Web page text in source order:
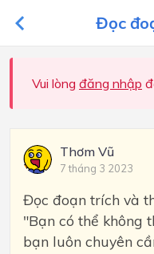
Đọc
Vui lòng đăng nhập
Thơm Vũ
7 tháng 3 2023
Đọc đoạn trích và
"Bạn có thể không
bạn luôn chuyên